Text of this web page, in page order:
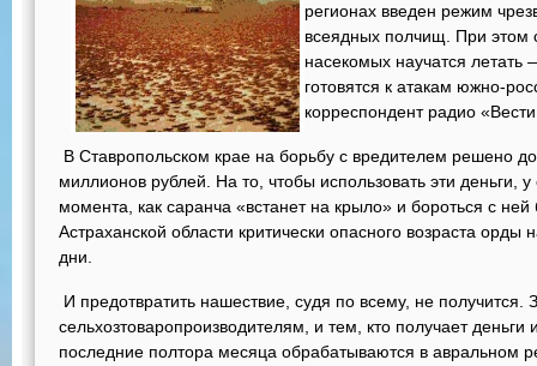
регионах введен режим
всеядных полчищ. При этом
насекомых научатся
готовятся к атакам южно-
корреспондент радио
В Ставропольском крае на борьбу с вредителем решено
миллионов рублей. На то, чтобы использовать эти деньги,
момента, как саранча «встанет на крыло» и бороться с
Астраханской области критически опасного возраста
дни.
И предотвратить нашествие, судя по всему, не
сельхозтоваропроизводителям, и тем, кто получает
последние полтора месяца обрабатываются в авральном